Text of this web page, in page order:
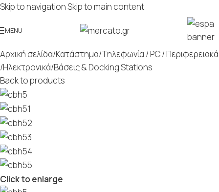
Skip to navigationSkip to main content
MENU
Αρχική σελίδα/Κατάστημα/Τηλεφωνία / PC / Περιφερειακά
/Ηλεκτρονικά/Βάσεις & Docking Stations
Back to products
Click to enlarge